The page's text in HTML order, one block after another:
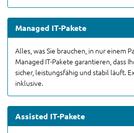
Managed IT-Pakete
Alles, was Sie brauchen, in nur einem
Managed IT-Pakete garantieren, dass
sicher, leistungsfähig und stabil läuft.
inklusive.
Assisted IT-Pakete